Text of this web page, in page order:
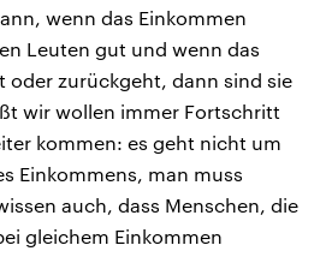
wenn das Einkommen
Leuten gut und wenn das
oder zurückgeht, dann sind sie
wir wollen immer Fortschritt
kommen: es geht nicht um
Einkommens, man muss
auch, dass Menschen, die
gleichem Einkommen